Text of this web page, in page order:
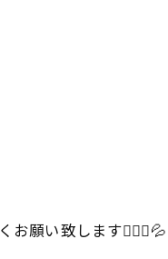
願い致します🙇🏻‍♀️💦